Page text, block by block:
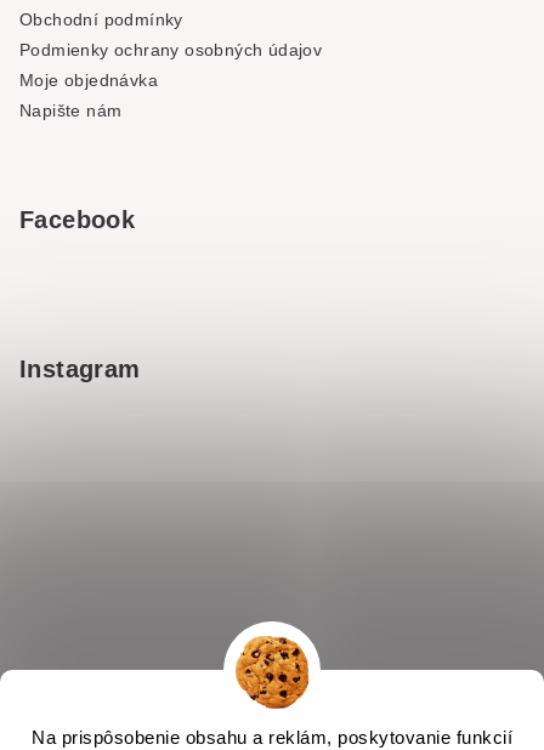
Na prispôsobenie obsahu a reklám, poskytovanie funkcií
Obchodní podmínky
Podmienky ochrany osobných údajov
Moje objednávka
Napište nám
Facebook
Instagram